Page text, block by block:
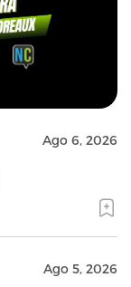
Ago 6, 2026
Ago 5, 2026